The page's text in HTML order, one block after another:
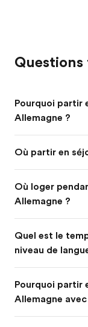
Pourquoi partir
Allemagne ?
Où partir en
Où loger
Allemagne ?
Quel est le
niveau de
Pourquoi partir
Allemagne avec